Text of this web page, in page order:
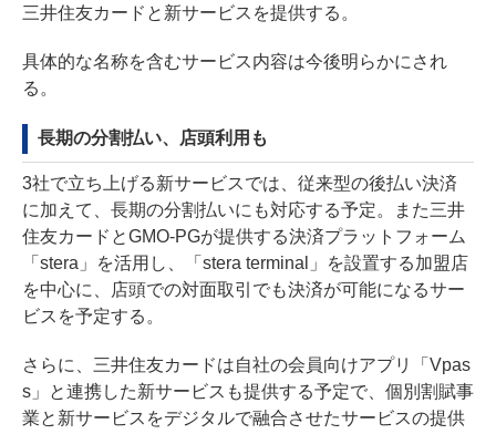
三井住友カードと新サービスを提供する。
具体的な名称を含むサービス内容は今後明らかにされ
る。
長期の分割払い、店頭利用も
3社で立ち上げる新サービスでは、従来型の後払い決済
に加えて、長期の分割払いにも対応する予定。また三井
住友カードとGMO-PGが提供する決済プラットフォーム
「stera」を活用し、「stera terminal」を設置する加盟店
を中心に、店頭での対面取引でも決済が可能になるサー
ビスを予定する。
さらに、三井住友カードは自社の会員向けアプリ「Vpas
s」と連携した新サービスも提供する予定で、個別割賦事
業と新サービスをデジタルで融合させたサービスの提供